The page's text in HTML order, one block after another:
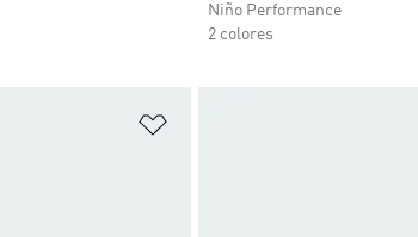
Niño Performance
2 colores